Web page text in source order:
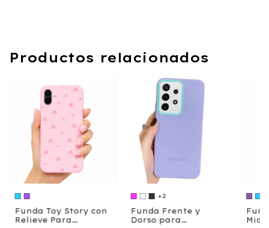
Productos relacionados
Funda Toy Story con
Relieve Para
+2
Funda Frente y
Dorso para